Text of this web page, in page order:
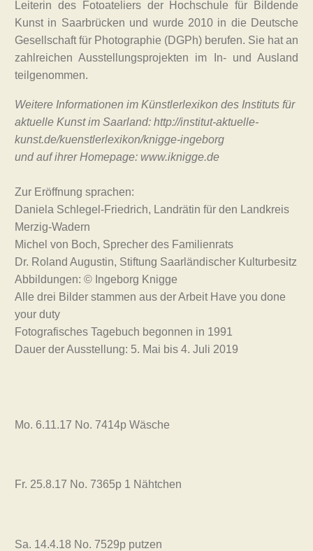
Leiterin des Fotoateliers der Hochschule für Bildende
Kunst in Saarbrücken und wurde 2010 in die Deutsche
Gesellschaft für Photographie (DGPh) berufen. Sie hat an
zahlreichen Ausstellungsprojekten im In- und Ausland
teilgenommen.
Weitere Informationen im Künstlerlexikon des Instituts für
aktuelle Kunst im Saarland: http://institut-aktuelle-
kunst.de/kuenstlerlexikon/knigge-ingeborg
und auf ihrer Homepage: www.iknigge.de
Zur Eröffnung sprachen:
Daniela Schlegel-Friedrich, Landrätin für den Landkreis
Merzig-Wadern
Michel von Boch, Sprecher des Familienrats
Dr. Roland Augustin, Stiftung Saarländischer Kulturbesitz
Abbildungen: © Ingeborg Knigge
Alle drei Bilder stammen aus der Arbeit Have you done
your duty
Fotografisches Tagebuch begonnen in 1991
Dauer der Ausstellung: 5. Mai bis 4. Juli 2019
Mo. 6.11.17 No. 7414p Wäsche
Fr. 25.8.17 No. 7365p 1 Nähtchen
Sa. 14.4.18 No. 7529p putzen